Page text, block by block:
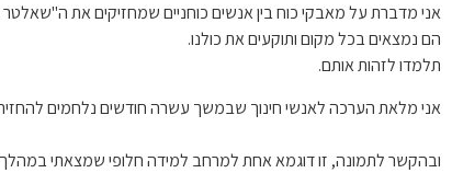
אני מדברת על מאבקי כוח בין אנשים כוחניים שמחזיקים את
הם נמצאים בכל מקום ותוקעים את כולנו.
תלמדו לזהות אותם.
אני מלאת הערכה לאנשי חינוך שבמשך עשרה חודשים נלחמים
ובהקשר לתמונה, זו דוגמא אחת למרחב למידה חלופי שמצאתי במהלך